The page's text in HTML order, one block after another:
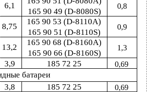
6,1 0,8
165 90 49 (D-8080S)
8,75
165 90 53 (D-8110А)
0,9
165 90 51 (D-8110S)
13,2
165 90 68 (D-8160А)
1,3
165 90 66 (D-8160S)
3,9 185 72 25 0,69
батареи
3,8 185 72 25 0,69